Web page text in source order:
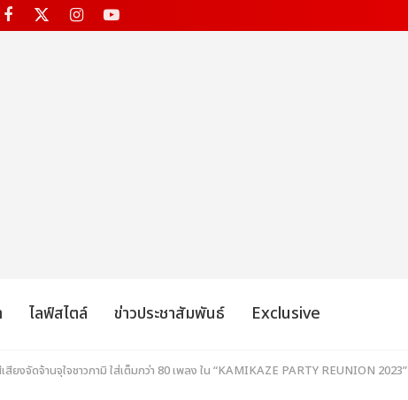
ไลฟ์สไตล์ ข่าวประชาสัมพันธ์ Exclusive
งจัดจ้านจุใจชาวกามิ ใส่เต็มกว่า 80 เพลง ใน “KAMIKAZE PARTY REUNION 2023”